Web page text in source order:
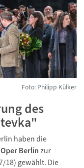
Foto: Philipp Külker
des
haben die
Berlinzur
18) gewählt. Die